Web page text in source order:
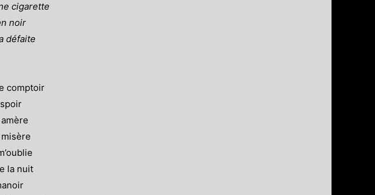
cigarette
noir
défaite
comptoir
misère
la nuit